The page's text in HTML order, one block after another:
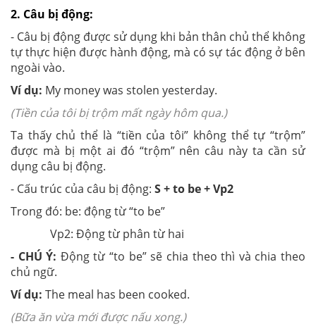
2. Câu bị động:
- Câu bị động được sử dụng khi bản thân chủ thể không
tự thực hiện được hành động, mà có sự tác động ở bên
ngoài vào.
Ví dụ: My money was stolen yesterday.
(Tiền của tôi bị trộm mất ngày hôm qua.)
Ta thấy chủ thể là “tiền của tôi” không thể tự “trộm”
được mà bị một ai đó “trộm” nên câu này ta cần sử
dụng câu bị động.
- Cấu trúc của câu bị động: S + to be + Vp2
Trong đó: be: động từ “to be”
Vp2: Động từ phân từ hai
- CHÚ Ý: Động từ “to be” sẽ chia theo thì và chia theo
chủ ngữ.
Ví dụ: The meal has been cooked.
(Bữa ăn vừa mới được nấu xong.)